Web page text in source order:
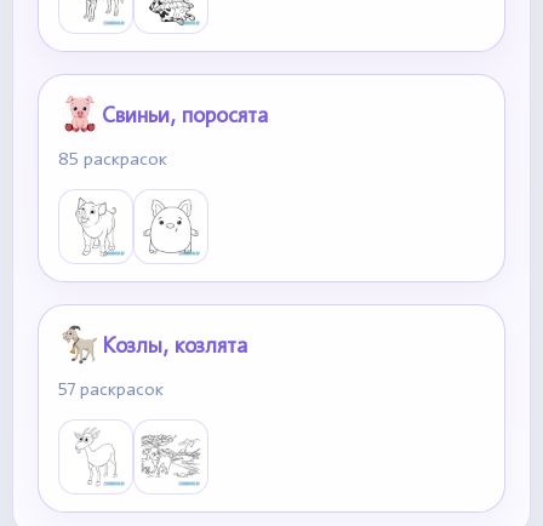
Свиньи, поросята
85 раскрасок
Козлы, козлята
57 раскрасок